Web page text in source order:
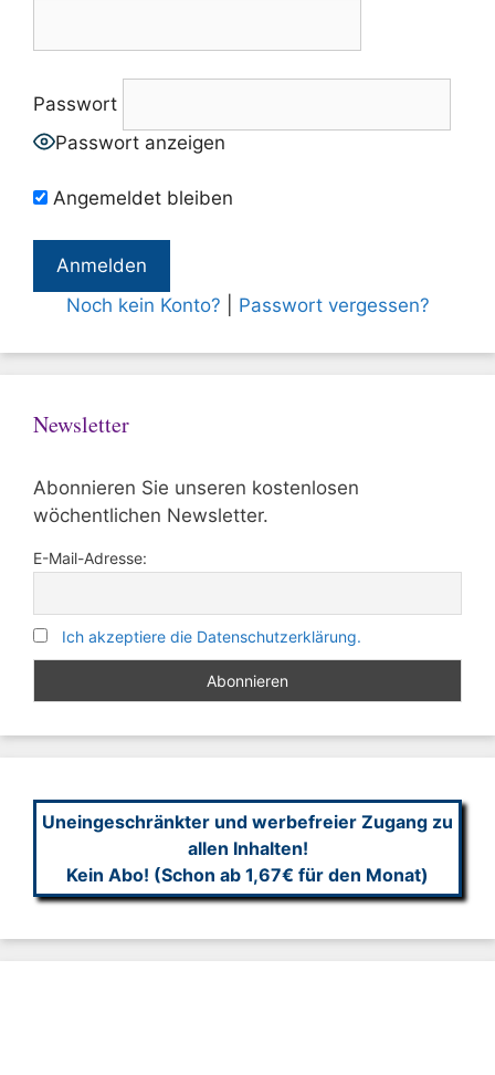
Passwort
Passwort anzeigen
Angemeldet bleiben
Noch kein Konto? Passwort vergessen?
Newsletter
Abonnieren Sie unseren kostenlosen
wöchentlichen Newsletter.
E-Mail-Adresse:
Ich akzeptiere die Datenschutzerklärung.
Uneingeschränkter und werbefreier Zugang zu
allen Inhalten!
Kein Abo! (Schon ab 1,67€ für den Monat)